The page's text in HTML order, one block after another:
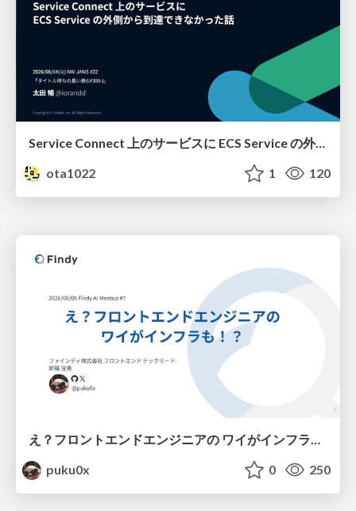
Service Connect 上のサービスに ECS Service の外側から到達できなかった話
ota1022
1 120
puku0x
0 250